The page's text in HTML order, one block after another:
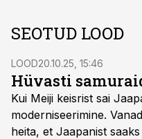
SEOTUD LOOD
LOOD20.10.25, 15:46
Hüvasti
Kui Meiji keisrist sai
moderniseerimine.
heita, et Jaapanist